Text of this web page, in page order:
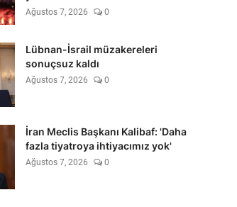
Ağustos 7, 2026 0
Lübnan-İsrail müzakereleri
sonuçsuz kaldı
Ağustos 7, 2026 0
İran Meclis Başkanı Kalibaf: 'Daha
fazla tiyatroya ihtiyacımız yok'
Ağustos 7, 2026 0